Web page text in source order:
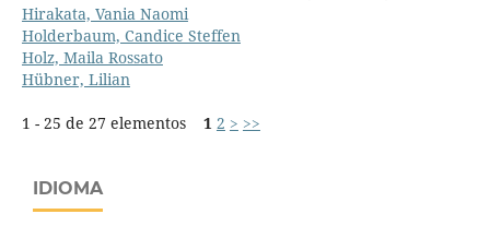
Hirakata, Vania Naomi
Holderbaum, Candice Steffen
Holz, Maila Rossato
Hübner, Lilian
1 - 25 de 27 elementos 1 2 > >>
IDIOMA